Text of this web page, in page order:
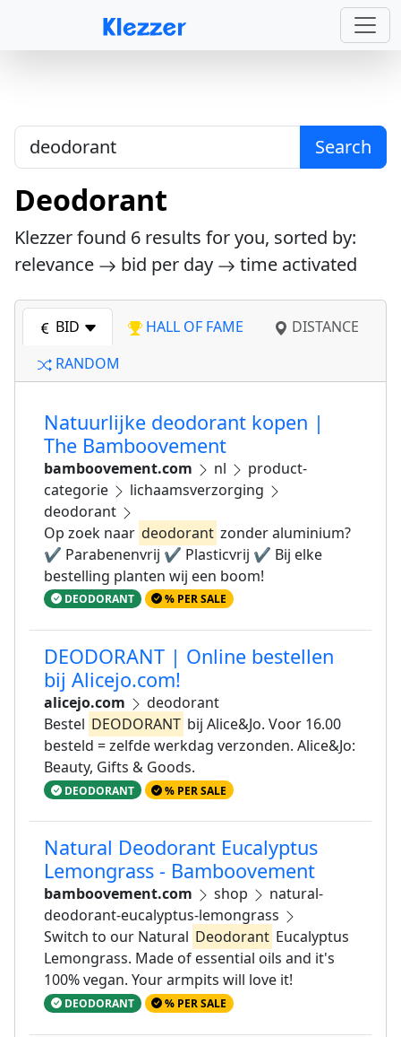
Search
Deodorant
Klezzer found 6 results for you, sorted by:
relevance
bid per day time activated
BID HALL OF FAME
DISTANCE
RANDOM
Natuurlijke deodorant kopen |
The Bamboovement
bamboovement.com nl
product-
categorie
lichaamsverzorging
deodorant
Op zoek naar deodorant zonder aluminium?
✔ Parabenenvrij ✔ Plasticvrij ✔ Bij elke
bestelling planten wij een boom!
DEODORANT % PER SALE
DEODORANT | Online bestellen
bij Alicejo.com!
alicejo.com
deodorant
Bestel DEODORANT bij Alice&Jo. Voor 16.00
besteld = zelfde werkdag verzonden. Alice&Jo:
Beauty, Gifts & Goods.
DEODORANT % PER SALE
Natural Deodorant Eucalyptus
Lemongrass - Bamboovement
bamboovement.com shop
natural-
deodorant-eucalyptus-lemongrass
Switch to our Natural Deodorant Eucalyptus
Lemongrass. Made of essential oils and it's
100% vegan. Your armpits will love it!
DEODORANT % PER SALE